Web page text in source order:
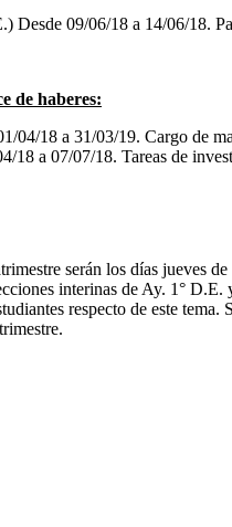
Desde 09/06/18 a 14/06/18.
de haberes:
04/18 a 31/03/19. Cargo de
18 a 07/07/18. Tareas de
serán los días jueves
interinas de Ay. 1° D.E.
respecto de este